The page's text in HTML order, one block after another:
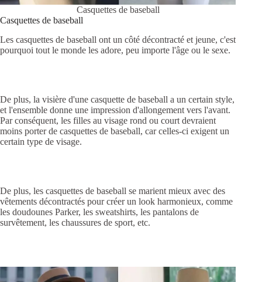
Casquettes de baseball
Casquettes de baseball
Les casquettes de baseball ont un côté décontracté et jeune, c'est
pourquoi tout le monde les adore, peu importe l'âge ou le sexe.
De plus, la visière d'une casquette de baseball a un certain style,
et l'ensemble donne une impression d'allongement vers l'avant.
Par conséquent, les filles au visage rond ou court devraient
moins porter de casquettes de baseball, car celles-ci exigent un
certain type de visage.
De plus, les casquettes de baseball se marient mieux avec des
vêtements décontractés pour créer un look harmonieux, comme
les doudounes Parker, les sweatshirts, les pantalons de
survêtement, les chaussures de sport, etc.